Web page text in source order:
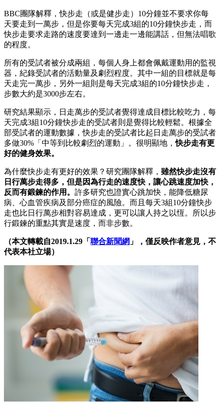
BBC團隊解釋，快步走（或是健步走）10分鐘並不要求你每
天要走到一萬步，但是你要每天完成3組的10分鐘快步走，而
快步走要求走路的速度要達到一邊走一邊能講話，但無法唱歌
的程度。
所有的受試者被分成兩組，每個人身上都會佩戴運動用的監視
器，紀錄受試者的活動量及劇烈程度。其中一組的目標就是每
天走完一萬步，另外一組則是每天完成3組的10分鐘快步走，
步數大約是3000步左右。
研究結果顯示，日走萬步的受試者覺得達成目標比較吃力，每
天完成3組10分鐘快步走的受試者則是覺得比較輕鬆。根據全
部受試者的運動數據，快步走的受試者比起日走萬步的受試者
多做30%「中等到比較劇烈的運動」。很明顯地，快步走有更
好的健身效果。
為什麼快步走有更好的效果？研究團隊解釋， 雖然快步走沒有
日行萬步走得多，但是因為行走的速度快，讓心跳速度加快，
反而有鍛鍊的作用。 許多研究也證實心跳加快，能降低糖尿
病、心血管疾病及部分癌症的風險。而且每天3組10分鐘快步
走也比日行萬步相對容易達成，更可以讓人持之以恆。所以步
行鍛鍊的重點其實是速度，而非步數。
（本文轉載自2019.1.29「 聯合新聞網 」，僅反映作者意見，不
代表本社立場）